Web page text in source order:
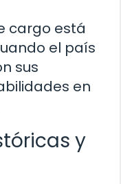
cargo está
el país
sus
en
y